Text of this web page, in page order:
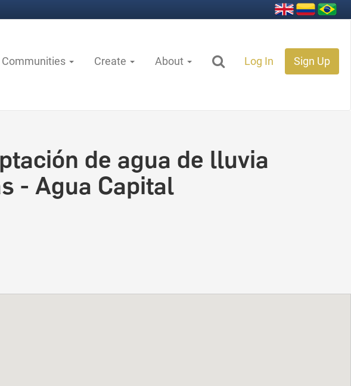
Communities Create About Log In Sign Up
de agua de lluvia
- Agua Capital